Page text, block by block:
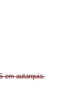
em autarquia.